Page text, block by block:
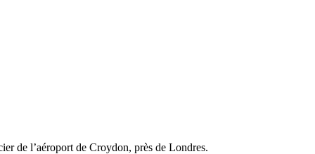
de l’aéroport de Croydon, près de Londres.